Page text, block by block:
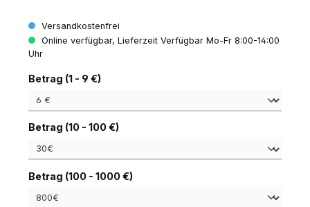
Versandkostenfrei
Online verfügbar, Lieferzeit Verfügbar Mo-Fr 8:00-14:00
Uhr
Betrag (1 - 9 €)auswählen
Betrag (10 - 100 €)auswählen
Betrag (100 - 1000 €)auswählen